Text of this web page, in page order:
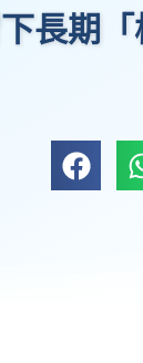
長期